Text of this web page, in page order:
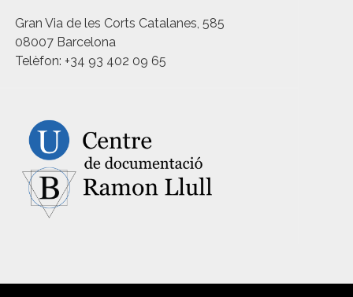
Gran Via de les Corts Catalanes, 585
08007 Barcelona
Telèfon: +34 93 402 09 65